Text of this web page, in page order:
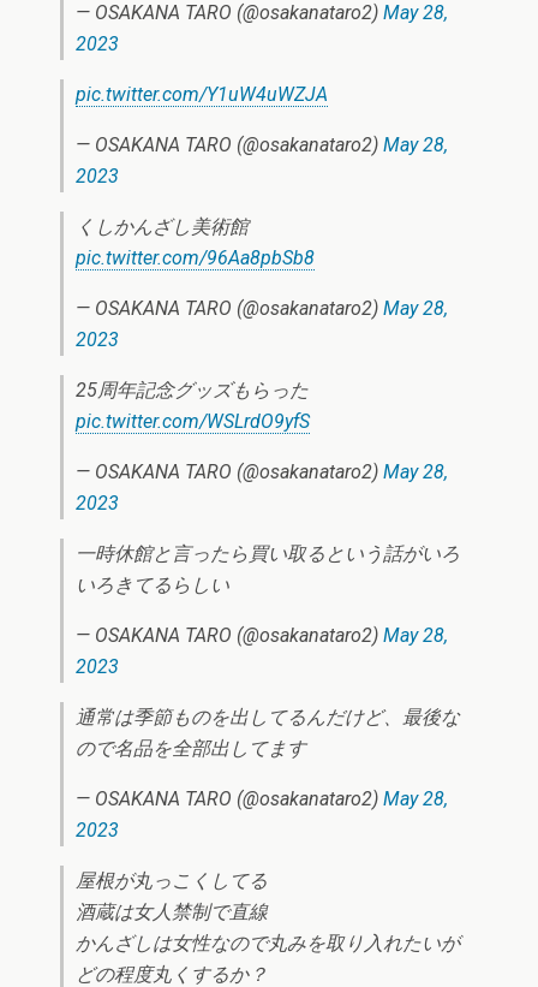
— OSAKANA TARO (@osakanataro2) May 28,
2023
pic.twitter.com/Y1uW4uWZJA
— OSAKANA TARO (@osakanataro2) May 28,
2023
くしかんざし美術館
pic.twitter.com/96Aa8pbSb8
— OSAKANA TARO (@osakanataro2) May 28,
2023
25周年記念グッズもらった
pic.twitter.com/WSLrdO9yfS
— OSAKANA TARO (@osakanataro2) May 28,
2023
一時休館と言ったら買い取るという話がいろ
いろきてるらしい
— OSAKANA TARO (@osakanataro2) May 28,
2023
通常は季節ものを出してるんだけど、最後な
ので名品を全部出してます
— OSAKANA TARO (@osakanataro2) May 28,
2023
屋根が丸っこくしてる
酒蔵は女人禁制で直線
かんざしは女性なので丸みを取り入れたいが
どの程度丸くするか？